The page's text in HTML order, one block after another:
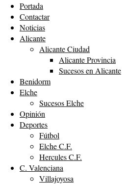
Portada
Contactar
Noticias
Alicante
Alicante Ciudad
Alicante Provincia
Sucesos en Alicante
Benidorm
Elche
Sucesos Elche
Opinión
Deportes
Fútbol
Elche C.F.
Hercules C.F.
C. Valenciana
Villajoyosa